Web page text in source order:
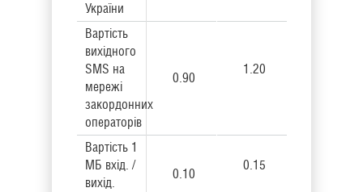
України
Вартість
вихідного
SMS на
мережі
закордонних
операторів
0.90
1.20
Вартість 1
МБ вхід. /
вихід.
0.10
0.15